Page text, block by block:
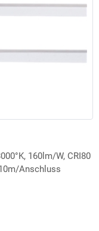
160lm/W, CRI80
Anschluss